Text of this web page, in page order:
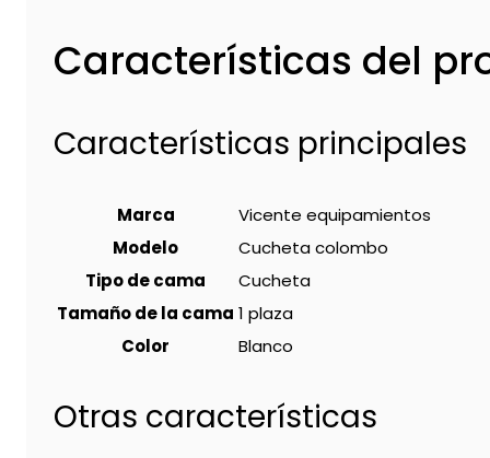
Características del
Características principales
Marca
Vicente equipamientos
Modelo
Cucheta colombo
Tipo de cama
Cucheta
Tamaño de la cama 1 plaza
Color
Blanco
Otras características